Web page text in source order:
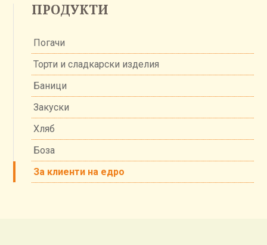
ПРОДУКТИ
Погачи
Торти и сладкарски изделия
Баници
Закуски
Хляб
Боза
За клиенти на едро